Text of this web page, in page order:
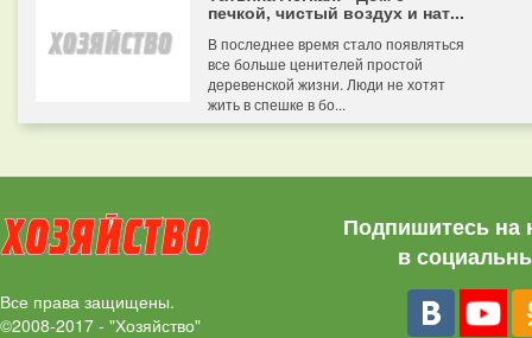
печкой, чистый воздух и нат...
В последнее время стало появляться
все больше ценителей простой
деревенской жизни. Люди не хотят
жить в спешке в бо...
Все права защищены.
©2008-2017 - "Хозяйство"
Подпишитесь на
в